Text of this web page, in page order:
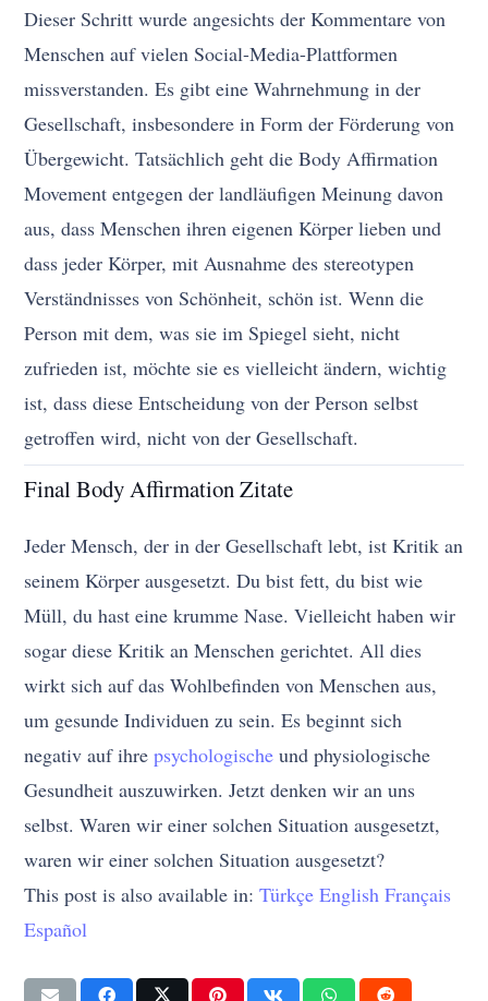
Dieser Schritt wurde angesichts der Kommentare von
Menschen auf vielen Social-Media-Plattformen
missverstanden. Es gibt eine Wahrnehmung in der
Gesellschaft, insbesondere in Form der Förderung von
Übergewicht. Tatsächlich geht die Body Affirmation
Movement entgegen der landläufigen Meinung davon
aus, dass Menschen ihren eigenen Körper lieben und
dass jeder Körper, mit Ausnahme des stereotypen
Verständnisses von Schönheit, schön ist. Wenn die
Person mit dem, was sie im Spiegel sieht, nicht
zufrieden ist, möchte sie es vielleicht ändern, wichtig
ist, dass diese Entscheidung von der Person selbst
getroffen wird, nicht von der Gesellschaft.
Final Body Affirmation Zitate
Jeder Mensch, der in der Gesellschaft lebt, ist Kritik an
seinem Körper ausgesetzt. Du bist fett, du bist wie
Müll, du hast eine krumme Nase. Vielleicht haben wir
sogar diese Kritik an Menschen gerichtet. All dies
wirkt sich auf das Wohlbefinden von Menschen aus,
um gesunde Individuen zu sein. Es beginnt sich
negativ auf ihrepsychologische und physiologische
Gesundheit auszuwirken. Jetzt denken wir an uns
selbst. Waren wir einer solchen Situation ausgesetzt,
waren wir einer solchen Situation ausgesetzt?
This post is also available in:Türkçe English Français
Español